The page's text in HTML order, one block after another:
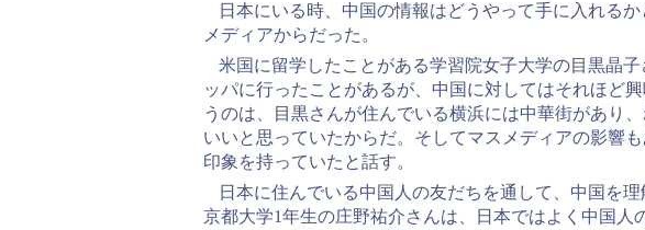
日本にいる時、中国の情報はどうやって手に入れる
メディアからだった。
米国に留学したことがある学習院女子大学の目黒晶
ッパに行ったことがあるが、中国に対してはそれほど
うのは、目黒さんが住んでいる横浜には中華街があり
いいと思っていたからだ。そしてマスメディアの影響
印象を持っていたと話す。
日本に住んでいる中国人の友だちを通して、中国を理
京都大学1年生の庄野祐介さんは、日本ではよく中国人